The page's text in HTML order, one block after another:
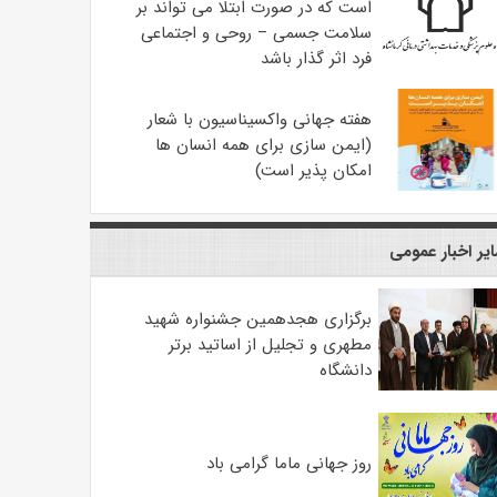
است که در صورت ابتلا می تواند بر
سلامت جسمی – روحی و اجتماعی
فرد اثر گذار باشد
هفته جهانی واکسیناسیون با شعار
(ایمن سازی برای همه انسان ها
امکان پذیر است)
اخبار عمومی
برگزاری هجدهمین جشنواره شهید
مطهری و تجلیل از اساتید برتر
دانشگاه
روز جهانی ماما گرامی باد